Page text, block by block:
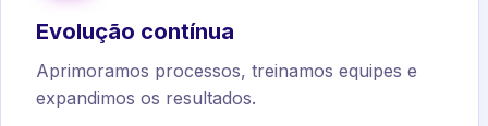
Evolução contínua
Aprimoramos processos, treinamos equipes e
expandimos os resultados.